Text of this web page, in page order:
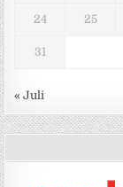
24 25
31
« Juli